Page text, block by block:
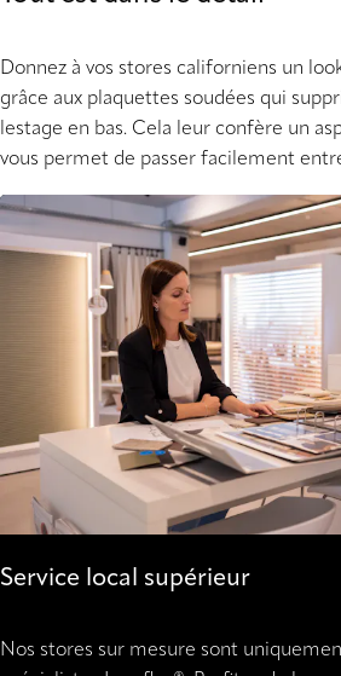
Donnez à vos stores californiens un
grâce aux plaquettes soudées qui
lestage en bas. Cela leur confère un
vous permet de passer facilement
Service local supérieur
Nos stores sur mesure sont